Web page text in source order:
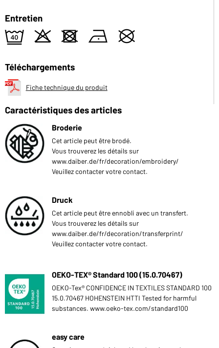
Entretien
9 o d n U
Téléchargements
Fiche technique du produit
Caractéristiques des articles
Broderie
Cet article peut être brodé.
Vous trouverez les détails sur
www.daiber.de/fr/decoration/embroidery/
Veuillez contacter votre contact.
Druck
Cet article peut être ennobli avec un transfert.
Vous trouverez les détails sur
www.daiber.de/fr/decoration/transferprint/
Veuillez contacter votre contact.
OEKO-TEX® Standard 100 (15.0.70467)
OEKO-Tex® CONFIDENCE IN TEXTILES STANDARD 100
15.0.70467 HOHENSTEIN HTTI Tested for harmful
substances. www.oeko-tex.com/standard100
easy care